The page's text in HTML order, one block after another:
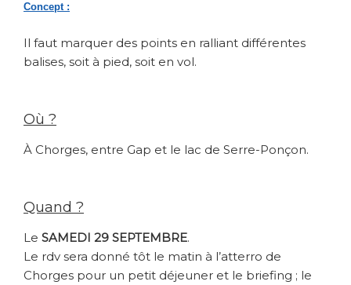
Concept :
Il faut marquer des points en ralliant différentes
balises, soit à pied, soit en vol.
Où ?
À Chorges, entre Gap et le lac de Serre-Ponçon.
Quand ?
Le SAMEDI 29 SEPTEMBRE.
Le rdv sera donné tôt le matin à l’atterro de
Chorges pour un petit déjeuner et le briefing ; le